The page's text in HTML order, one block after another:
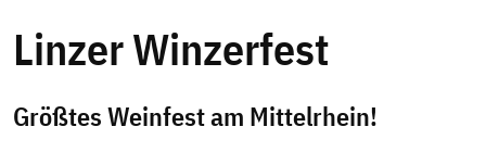
Linzer Winzerfest
Größtes Weinfest am Mittelrhein!